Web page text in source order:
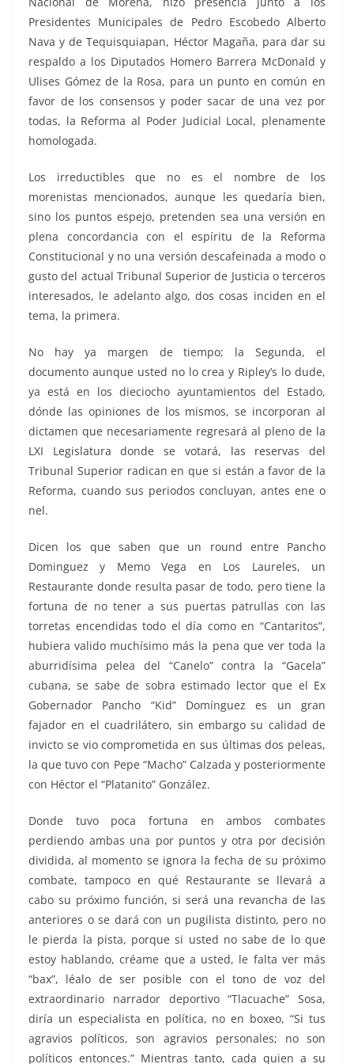
Presidentes Municipales de Pedro Escobedo Alberto
Nava y de Tequisquiapan, Héctor Magaña, para dar su
respaldo a los Diputados Homero Barrera McDonald y
Ulises Gómez de la Rosa, para un punto en común en
favor de los consensos y poder sacar de una vez por
todas, la Reforma al Poder Judicial Local, plenamente
homologada.
Los irreductibles que no es el nombre de los
morenistas mencionados, aunque les quedaría bien,
sino los puntos espejo, pretenden sea una versión en
plena concordancia con el espíritu de la Reforma
Constitucional y no una versión descafeinada a modo o
gusto del actual Tribunal Superior de Justicia o terceros
interesados, le adelanto algo, dos cosas inciden en el
tema, la primera.
No hay ya margen de tiempo; la Segunda, el
documento aunque usted no lo crea y Ripley’s lo dude,
ya está en los dieciocho ayuntamientos del Estado,
dónde las opiniones de los mismos, se incorporan al
dictamen que necesariamente regresará al pleno de la
LXI Legislatura donde se votará, las reservas del
Tribunal Superior radican en que si están a favor de la
Reforma, cuando sus periodos concluyan, antes ene o
nel.
Dicen los que saben que un round entre Pancho
Dominguez y Memo Vega en Los Laureles, un
Restaurante donde resulta pasar de todo, pero tiene la
fortuna de no tener a sus puertas patrullas con las
torretas encendidas todo el día como en “Cantaritos”,
hubiera valido muchísimo más la pena que ver toda la
aburridísima pelea del “Canelo” contra la “Gacela”
cubana, se sabe de sobra estimado lector que el Ex
Gobernador Pancho “Kid” Domínguez es un gran
fajador en el cuadrilátero, sin embargo su calidad de
invicto se vio comprometida en sus últimas dos peleas,
la que tuvo con Pepe “Macho” Calzada y posteriormente
con Héctor el “Platanito” González.
Donde tuvo poca fortuna en ambos combates
perdiendo ambas una por puntos y otra por decisión
dividida, al momento se ignora la fecha de su próximo
combate, tampoco en qué Restaurante se llevará a
cabo su próximo función, si será una revancha de las
anteriores o se dará con un pugilista distinto, pero no
le pierda la pista, porque si usted no sabe de lo que
estoy hablando, créame que a usted, le falta ver más
“bax”, léalo de ser posible con el tono de voz del
extraordinario narrador deportivo “Tlacuache” Sosa,
diría un especialista en política, no en boxeo, “Si tus
agravios políticos, son agravios personales; no son
políticos entonces.” Mientras tanto, cada quien a su